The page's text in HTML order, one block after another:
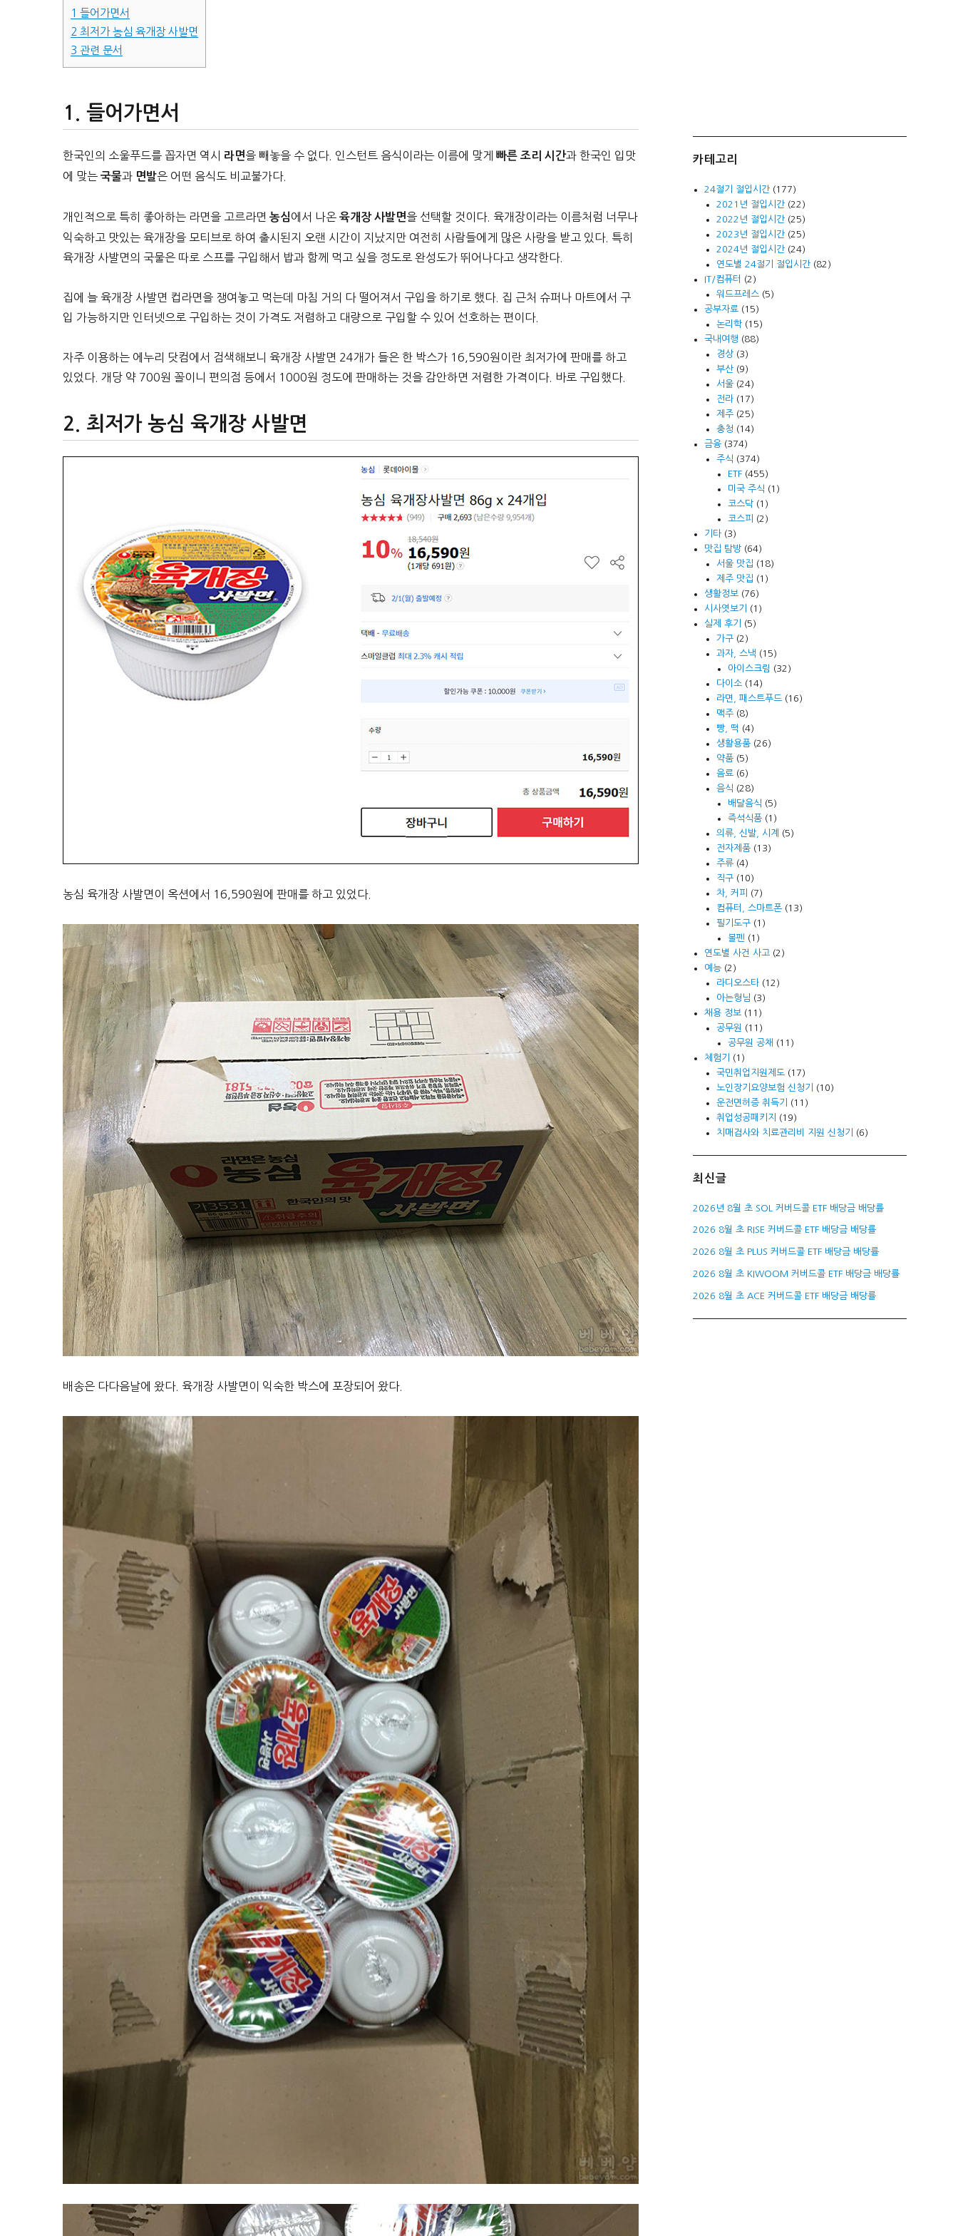
1 들어가면서
2 최저가 농심 육개장 사발면
3 관련 문서
들어가면서
한국인의 소울푸드를 꼽자면 역시 라면을 빼놓을 수 없다. 인스턴트 음식이라는 이름에 맞게 빠른 조리 시간과 한국인 입맛
에 맞는 국물과 면발은 어떤 음식도 비교불가다.
개인적으로 특히 좋아하는 라면을 고르라면 농심 에서 나온 육개장 사발면을 선택할 것이다. 육개장이라는 이름처럼 너무나
익숙하고 맛있는 육개장을 모티브로 하여 출시된지 오랜 시간이 지났지만 여전히 사람들에게 많은 사랑을 받고 있다. 특히
육개장 사발면의 국물은 따로 스프를 구입해서 밥과 함께 먹고 싶을 정도로 완성도가 뛰어나다고 생각한다.
집에 늘 육개장 사발면 컵라면을 쟁여놓고 먹는데 마침 거의 다 떨어져서 구입을 하기로 했다. 집 근처 슈퍼나 마트에서 구
입 가능하지만 인터넷으로 구입하는 것이 가격도 저렴하고 대량으로 구입할 수 있어 선호하는 편이다.
자주 이용하는 에누리 닷컴에서 검색해보니 육개장 사발면 24개가 들은 한 박스가 16,590원이란 최저가에 판매를 하고
있었다. 개당 약 700원 꼴이니 편의점 등에서 1000원 정도에 판매하는 것을 감안하면 저렴한 가격이다. 바로 구입했다.
최저가 농심 육개장 사발면
농심 육개장 사발면이 옥션에서 16,590원에 판매를 하고 있었다.
배송은 다다음날에 왔다. 육개장 사발면이 익숙한 박스에 포장되어 왔다.
카테고리
24절기 절입시간 (177)
2021년 절입시간(22)
2022년 절입시간(25)
2023년 절입시간(25)
2024년 절입시간(24)
연도별 24절기 절입시간(82)
IT/컴퓨터
(2)
워드프레스(5)
공부자료 (15)
논리학(15)
국내여행 (88)
경상(3)
부산(9)
서울(24)
전라(17)
제주(25)
충청 (14)
금융 (374)
주식 (374)
ETF(455)
미국 주식 (1)
코스닥(1)
코스피
(2)
기타 (3)
맛집 탐방 (64)
서울 맛집 (18)
제주 맛집 (1)
생활정보 (76)
시사엿보기
(1)
실제 후기
(5)
가구(2)
과자, 스낵 (15)
아이스크림 (32)
다이소(14)
라면, 패스트푸드(16)
맥주(8)
빵, 떡 (4)
생활용품(26)
약품(5)
음료(6)
음식 (28)
배달음식 (5)
즉석식품(1)
의류, 신발, 시계
(5)
전자제품(13)
주류(4)
직구(10)
차, 커피
(7)
컴퓨터, 스마트폰(13)
필기도구(1)
볼펜 (1)
연도별 사건 사고 (2)
예능 (2)
라디오스타(12)
아는형님 (3)
채용 정보 (11)
공무원
(11)
공무원 공채 (11)
체험기
(1)
국민취업지원제도(17)
노인장기요양보험 신청기
(10)
운전면허증 취득기
(11)
취업성공패키지
(19)
치매검사와 치료관리비 지원 신청기
(6)
최신글
2026년 8월 초 SOL 커버드콜 ETF 배당금 배당률
2026 8월 초 RISE 커버드콜 ETF 배당금 배당률
2026 8월 초 PLUS 커버드콜 ETF 배당금 배당률
2026 8월 초 KIWOOM 커버드콜 ETF 배당금 배당률
2026 8월 초 ACE 커버드콜 ETF 배당금 배당률